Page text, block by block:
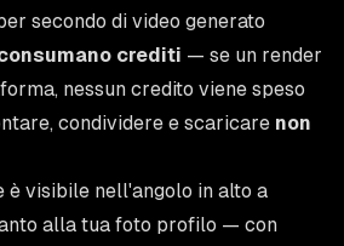
secondo di video generato
crediti — se un render
nessun credito viene speso
condividere e scaricare non
visibile nell'angolo in alto a
alla tua foto profilo — con